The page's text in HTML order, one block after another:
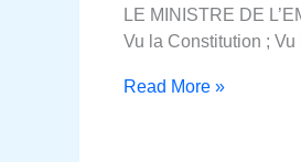
LE MINISTRE DE
Vu la Constitution ;
Read More »